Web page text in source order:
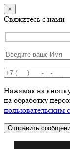
×
Свяжитесь с нами
Нажимая на
на обработку
пользовательским
Отправить